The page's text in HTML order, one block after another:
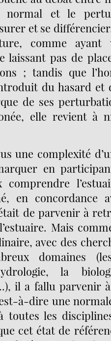
normal et le
et se
comme ayant
laissant pas de
; tandis que
du hasard et
de ses
elle revient à
une complexité
en
en concordance
de parvenir à
Mais
avec des
domaines
la
il a fallu parvenir
à-dire une
toutes les
cet état de